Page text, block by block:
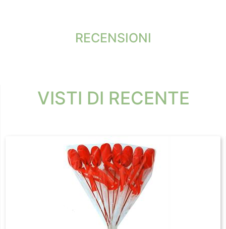
RECENSIONI
VISTI DI RECENTE